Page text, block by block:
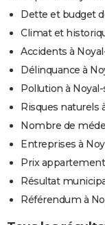
Dette et budget
Climat et
Accidents à
Délinquance à
Pollution à
Risques naturels
Nombre de
Entreprises à
Prix
Résultat
Référendum à